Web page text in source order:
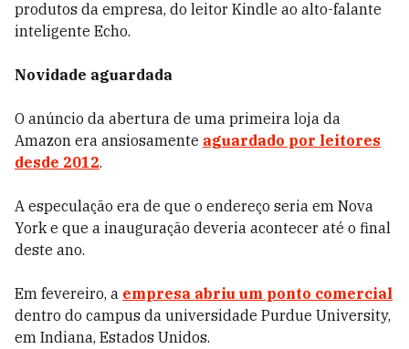
produtos da empresa, do leitor Kindle ao alto-falante
inteligente Echo.
Novidade aguardada
O anúncio da abertura de uma primeira loja da
Amazon era ansiosamente aguardado por leitores
desde 2012.
A especulação era de que o endereço seria em Nova
York e que a inauguração deveria acontecer até o final
deste ano.
Em fevereiro, a empresa abriu um ponto comercial
dentro do campus da universidade Purdue University,
em Indiana, Estados Unidos.